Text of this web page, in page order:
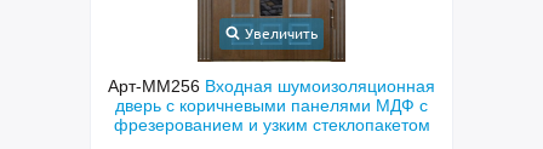
Увеличить
Арт-ММ256 Входная шумоизоляционная
дверь с коричневыми панелями МДФ с
фрезерованием и узким стеклопакетом